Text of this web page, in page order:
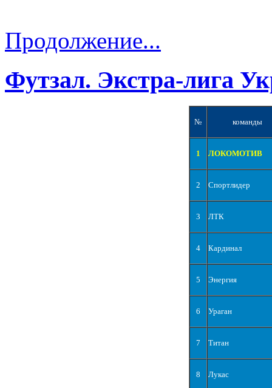
Продолжение...
Футзал. Экстра-лига
№ команды
1 ЛОКОМОТИВ
2 Спортлидер
3 ЛТК
4 Кардинал
5 Энергия
6 Ураган
7 Титан
8 Лукас